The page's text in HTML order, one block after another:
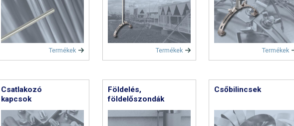
Termékek Termékek Termékek
Csatlakozó
kapcsok
Földelés,
földelőszondák
Csőbilincsek